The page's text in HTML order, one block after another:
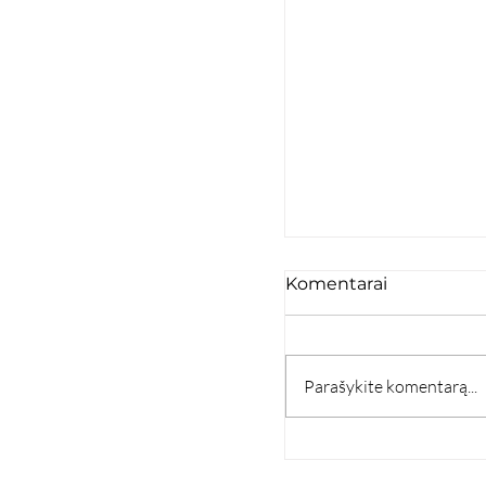
Komentarai
Parašykite komentarą...